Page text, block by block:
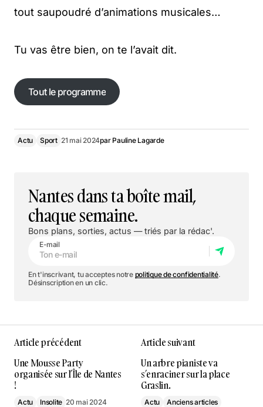
tout saupoudré d’animations musicales…
Tu vas être bien, on te l’avait dit.
Tout le programme
Tout le programme
Actu Sport 21 mai 2024par Pauline Lagarde
Nantes dans ta boîte mail,
chaque semaine.
Bons plans, sorties, actus — triés par la rédac'.
E-mail
En t'inscrivant, tu acceptes notre politique de confidentialité.
Désinscription en un clic.
Article précédent
Une Mousse Party
organisée sur l’Île de Nantes
!
Actu Insolite 20 mai 2024
Article suivant
Un arbre pianiste va
s’enraciner sur la place
Graslin.
Actu
Anciens articles